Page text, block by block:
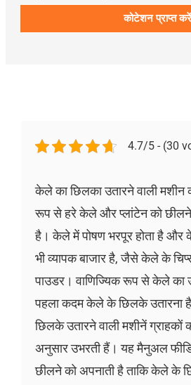
कोटेशन प्राप्त करें
4.7/5 - (30
केले का छिलका उतारने वाली मशीन
रूप से हरे केले और प्लांटेन को छीलने
है। केले में पोषण भरपूर होता है और
भी व्यापक बाजार है, जैसे केले के
पाउडर। वाणिज्यिक रूप से केले का
पहला कदम केले के छिलके उतारना
छिलके उतारने वाली मशीनें
अनुसार उभरती हैं। यह मैनुअल
छीलने को अपनाती है ताकि केले के